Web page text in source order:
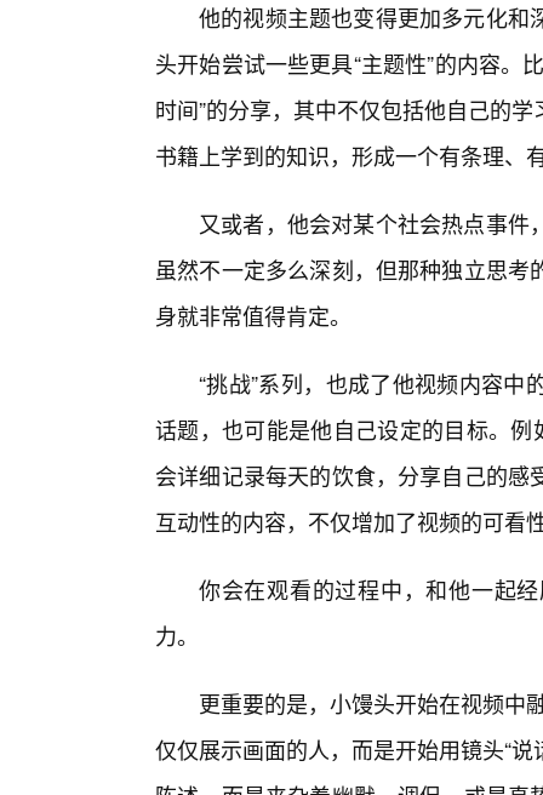
他的视频主题也变得更加多元化
头开始尝试一些更具“主题性”的内容。
时间”的分享，其中不仅包括他自己的
书籍上学到的知识，形成一个有条理、
又或者，他会对某个社会热点事
虽然不一定多么深刻，但那种独立思
身就非常值得肯定。
“挑战”系列，也成了他视频内容
话题，也可能是他自己设定的目标。
会详细记录每天的饮食，分享自己的
互动性的内容，不仅增加了视频的可看
你会在观看的过程中，和他一起
力。
更重要的是，小馒头开始在视频中
仅仅展示画面的人，而是开始用镜头“